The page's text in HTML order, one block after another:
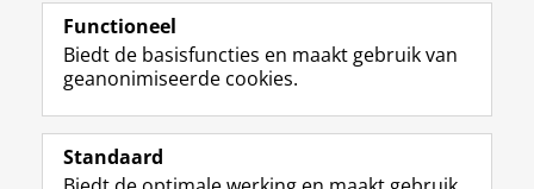
Goals.
Volg de RUG
F
a
L
i
R
S
I
n
Y
o
Functioneel
Biedt de basisfuncties en maakt gebruik van
geanonimiseerde cookies.
Standaard